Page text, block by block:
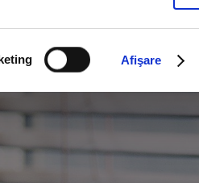
Afişare